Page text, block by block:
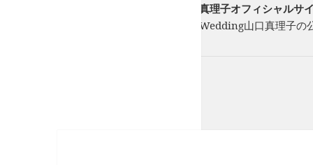
フリーランスウエディングプランナー山口真理子オフィシャル
フリーのウエディングプランナーStory of Wedding山口真理子